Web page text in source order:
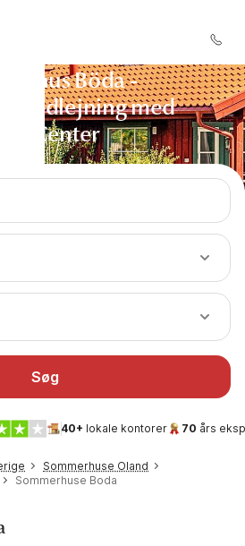
Böda -
med
DanCenter
Søg
40+ lokale kontorer 70 års
Sommerhuse Oland
Sommerhuse Boda